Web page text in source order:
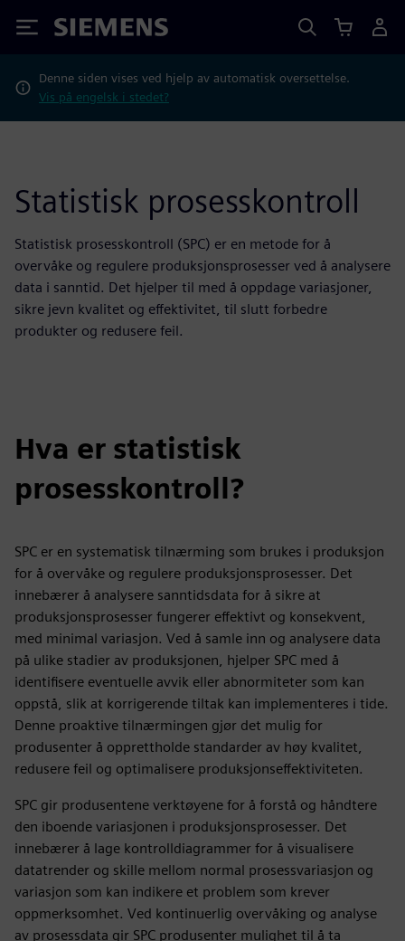
Siemens
Denne siden vises ved hjelp av automatisk oversettelse.
Vis på engelsk i stedet?
Statistisk prosesskontroll
Statistisk prosesskontroll (SPC) er en metode for å
overvåke og regulere produksjonsprosesser ved å analysere
data i sanntid. Det hjelper til med å oppdage variasjoner,
sikre jevn kvalitet og effektivitet, til slutt forbedre
produkter og redusere feil.
Hva er statistisk
prosesskontroll?
SPC er en systematisk tilnærming som brukes i produksjon
for å overvåke og regulere produksjonsprosesser. Det
innebærer å analysere sanntidsdata for å sikre at
produksjonsprosesser fungerer effektivt og konsekvent,
med minimal variasjon. Ved å samle inn og analysere data
på ulike stadier av produksjonen, hjelper SPC med å
identifisere eventuelle avvik eller abnormiteter som kan
oppstå, slik at korrigerende tiltak kan implementeres i tide.
Denne proaktive tilnærmingen gjør det mulig for
produsenter å opprettholde standarder av høy kvalitet,
redusere feil og optimalisere produksjonseffektiviteten.
SPC gir produsentene verktøyene for å forstå og håndtere
den iboende variasjonen i produksjonsprosesser. Det
innebærer å lage kontrolldiagrammer for å visualisere
datatrender og skille mellom normal prosessvariasjon og
variasjon som kan indikere et problem som krever
oppmerksomhet. Ved kontinuerlig overvåking og analyse
av prosessdata gir SPC produsenter mulighet til å ta